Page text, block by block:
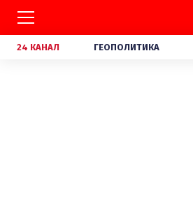
24 КАНАЛ ГЕОПОЛИТИКА